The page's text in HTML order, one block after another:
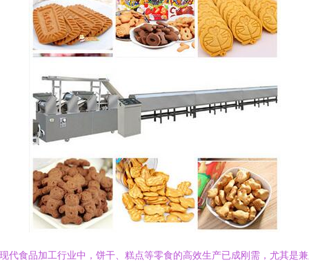
代食品加工行业中，饼干、糕点等零食的高效生产已成刚需，尤其是